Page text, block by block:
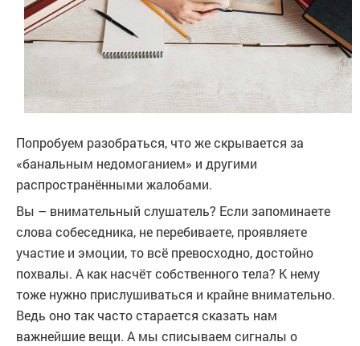
Попробуем разобраться, что же скрывается за
«банальным недомоганием» и другими
распространёнными жалобами.
Вы – внимательный слушатель? Если запоминаете
слова собеседника, не перебиваете, проявляете
участие и эмоции, то всё превосходно, достойно
похвалы. А как насчёт собственного тела? К нему
тоже нужно прислушиваться и крайне внимательно.
Ведь оно так часто старается сказать нам
важнейшие вещи. А мы списываем сигналы о